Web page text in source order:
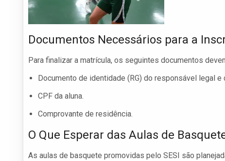
Documentos Necessários para a
Para finalizar a matrícula, os seguintes documentos
Documento de identidade (RG) do responsável legal e
CPF da aluna.
Comprovante de residência.
O Que Esperar das Aulas de
As aulas de basquete promovidas pelo SESI são